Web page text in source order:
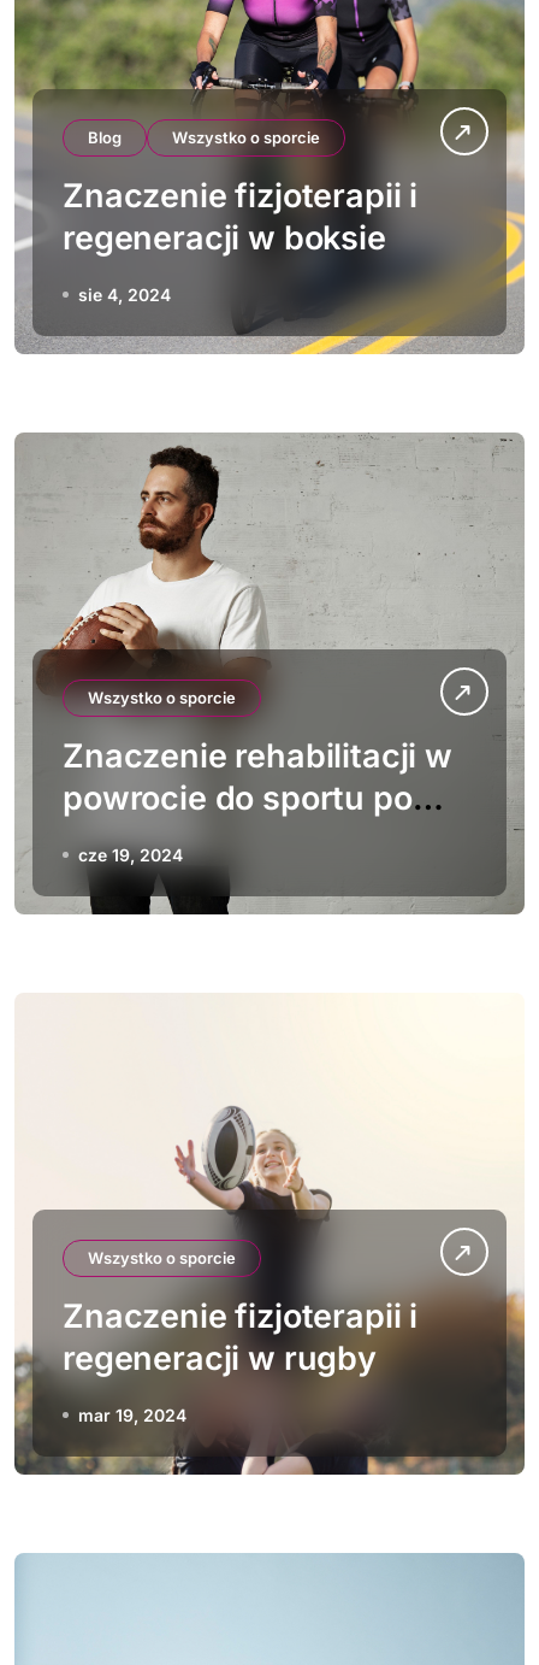
Blog Wszystko o sporcie
Znaczenie fizjoterapii i
regeneracji w boksie
sie 4, 2024
Wszystko o sporcie
Znaczenie rehabilitacji w
powrocie do sportu po
kontuzji
cze 19, 2024
Wszystko o sporcie
Znaczenie fizjoterapii i
regeneracji w rugby
mar 19, 2024